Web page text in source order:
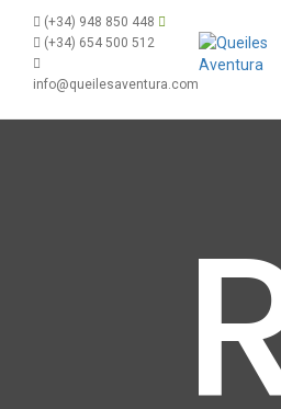
(+34) 948 850 448
(+34) 654 500 512
info@queilesaventura.com